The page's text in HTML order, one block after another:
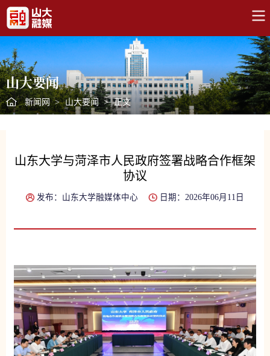
山大要闻
新闻网 > 山大要闻 > 正文
山东大学与菏泽市人民政府签署战略合作框架
协议
发布：山东大学融媒体中心 日期：2026年06月11日